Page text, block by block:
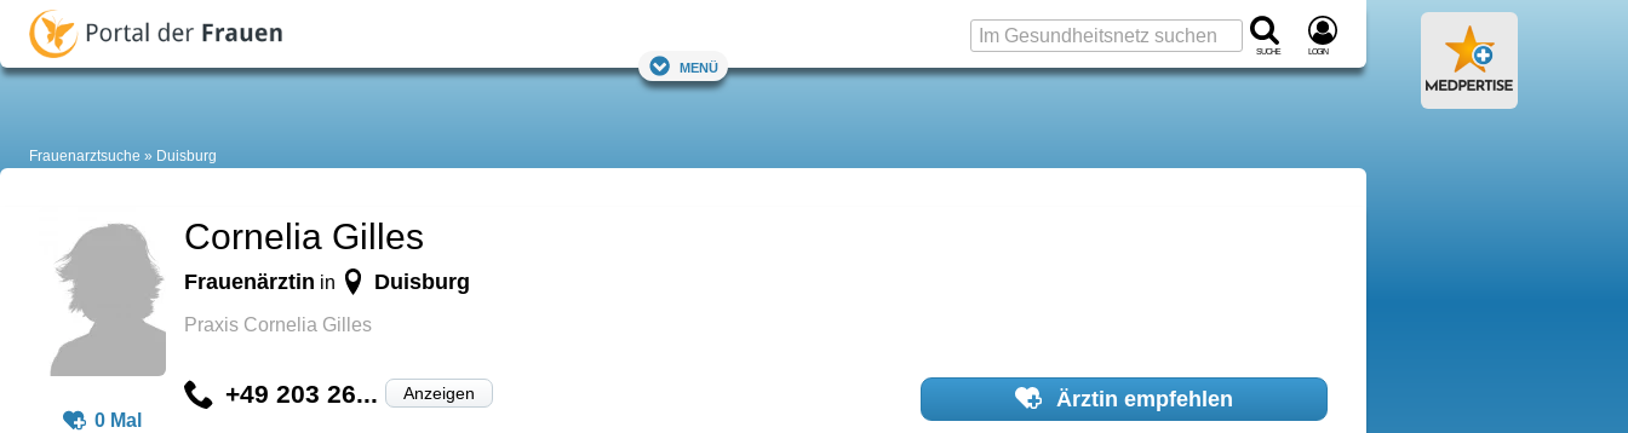
Suche Login
Menü
Frauenarztsuche Duisburg
0 Mal
Cornelia Gilles
Frauenärztin in Duisburg
Praxis Cornelia Gilles
+49 203 26... Anzeigen Ärztin empfehlen